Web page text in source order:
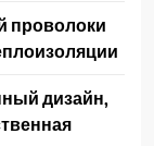
проволоки
дизайн,